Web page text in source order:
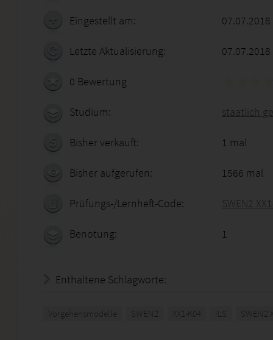
Eingestellt am:
Letzte Aktualisierung: 07.07.2018
0 Bewertung
Studium: staatlich
Bisher verkauft: 1 mal
Bisher aufgerufen: 1566 mal
Prüfungs-/Lernheft-Code: SWEN2
Benotung: 1
Enthaltene Schlagworte:
Vorgehensmodelle SWEN2 XX1-K04 ILS SWEN2